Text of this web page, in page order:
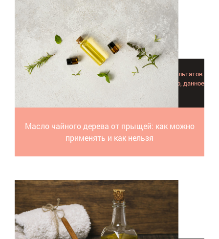
Масло чайного дерева от прыщей: как можно
применять и как нельзя
Многие молодые люди достигают превосходных результатов
используя масло чайного дерева от прыщей. Возможно, данное
природное средство поможет и вам!